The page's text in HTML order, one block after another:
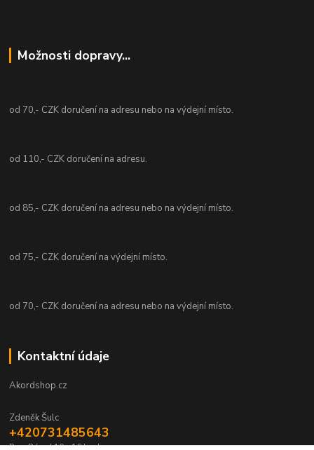
Možnosti dopravy...
od 70,- CZK doručení na adresu nebo na výdejní místo.
od 110,- CZK doručení na adresu.
od 85,- CZK doručení na adresu nebo na výdejní místo.
od 75,- CZK doručení na výdejní místo.
od 70,- CZK doručení na adresu nebo na výdejní místo.
Kontaktní údaje
Akordshop.cz
Zdeněk Šulc
+420731485643
Po - Pá od 10 - 16 hod.